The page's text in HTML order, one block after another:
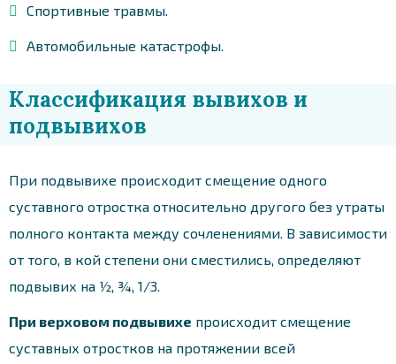
Спортивные травмы.
Автомобильные катастрофы.
Классификация вывихов и
подвывихов
При подвывихе происходит смещение одного
суставного отростка относительно другого без утраты
полного контакта между сочленениями. В зависимости
от того, в кой степени они сместились, определяют
подвывих на ½, ¾, 1/3.
При верховом подвывихе происходит смещение
суставных отростков на протяжении всей